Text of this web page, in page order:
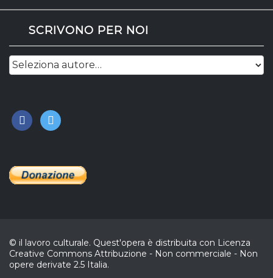
SCRIVONO PER NOI
facebook
twitter
© il lavoro culturale. Quest'opera è distribuita con Licenza
Creative Commons Attribuzione - Non commerciale - Non
opere derivate 2.5 Italia.